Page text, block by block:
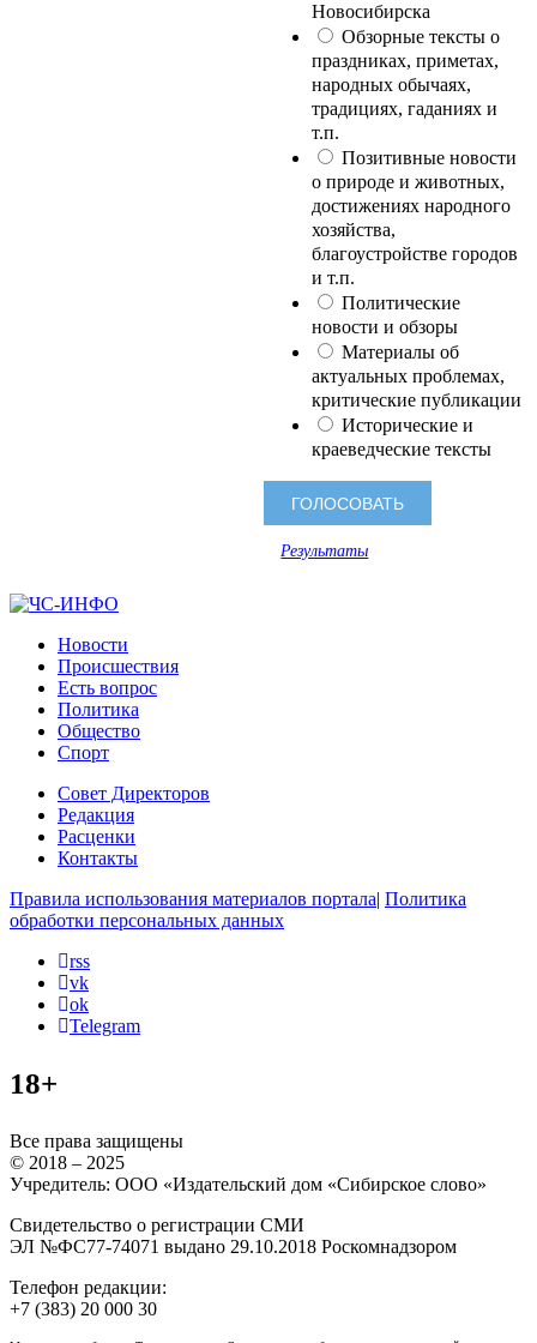
Новосибирска
Обзорные тексты о
праздниках, приметах,
народных обычаях,
традициях, гаданиях и
т.п.
Позитивные новости
о природе и животных,
достижениях народного
хозяйства,
благоустройстве городов
и т.п.
Политические
новости и обзоры
Материалы об
актуальных проблемах,
критические публикации
Исторические и
краеведческие тексты
Результаты
Новости
Происшествия
Есть вопрос
Политика
Общество
Спорт
Совет Директоров
Редакция
Расценки
Контакты
Правила использования материалов портала| Политика
обработки персональных данных
rss
vk
ok
Telegram
18+
Все права защищены
© 2018 – 2025
Учредитель: ООО «Издательский дом «Сибирское слово»
Свидетельство о регистрации СМИ
ЭЛ №ФС77-74071 выдано 29.10.2018 Роскомнадзором
Телефон редакции:
+7 (383) 20 000 30